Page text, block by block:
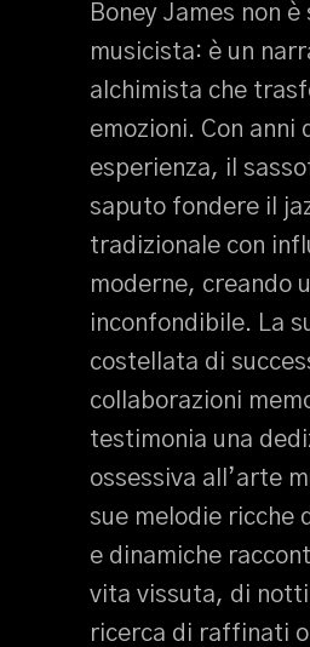
Boney James non è
musicista: è un
alchimista che
emozioni. Con anni
esperienza, il
saputo fondere il
tradizionale con
moderne, creando
inconfondibile. La
costellata di
collaborazioni
testimonia una
ossessiva all’arte
sue melodie ricche
e dinamiche
vita vissuta, di notti
ricerca di raffinati